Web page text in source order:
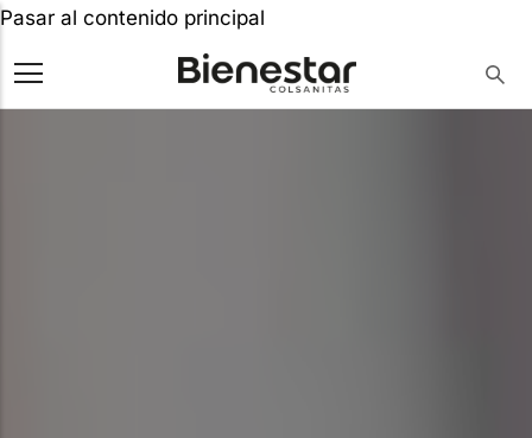
Pasar al contenido principal